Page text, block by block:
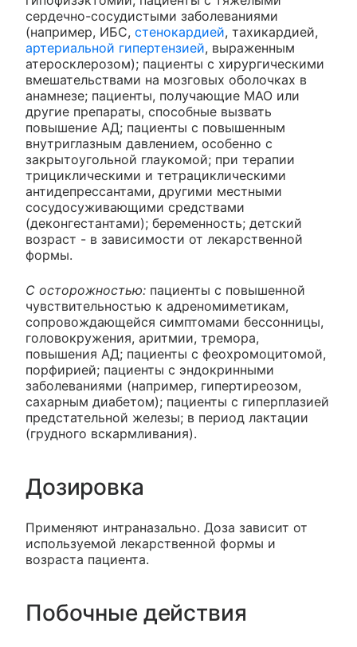
сердечно-сосудистыми заболеваниями
(например, ИБС, стенокардией, тахикардией,
артериальной гипертензией, выраженным
атеросклерозом); пациенты с хирургическими
вмешательствами на мозговых оболочках в
анамнезе; пациенты, получающие МАО или
другие препараты, способные вызвать
повышение АД; пациенты с повышенным
внутриглазным давлением, особенно с
закрытоугольной глаукомой; при терапии
трициклическими и тетрациклическими
антидепрессантами, другими местными
сосудосуживающими средствами
(деконгестантами); беременность; детский
возраст - в зависимости от лекарственной
формы.
С осторожностью: пациенты с повышенной
чувствительностью к адреномиметикам,
сопровождающейся симптомами бессонницы,
головокружения, аритмии, тремора,
повышения АД; пациенты с феохромоцитомой,
порфирией; пациенты с эндокринными
заболеваниями (например, гипертиреозом,
сахарным диабетом); пациенты с гиперплазией
предстательной железы; в период лактации
(грудного вскармливания).
Дозировка
Применяют интраназально. Доза зависит от
используемой лекарственной формы и
возраста пациента.
Побочные действия